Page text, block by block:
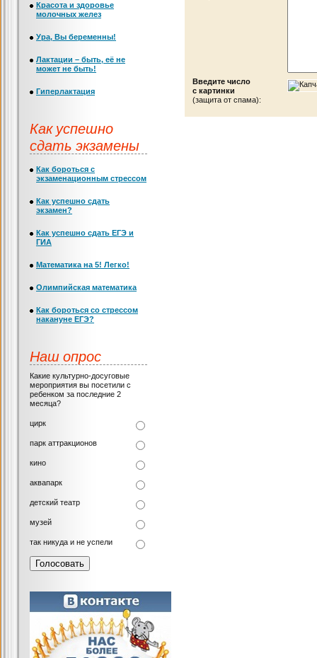
Введите число
с картинки
(защита от спама):
Красота и здоровье
молочных желез
Ура, Вы беременны!
Лактации – быть, её не
может не быть!
Гиперлактация
Как успешно
сдать экзамены
Как бороться с
экзаменационным стрессом
Как успешно сдать
экзамен?
Как успешно сдать ЕГЭ и
ГИА
Математика на 5! Легко!
Олимпийская математика
Как бороться со стрессом
накануне ЕГЭ?
Наш опрос
Какие культурно-досуговые
мероприятия вы посетили с
ребенком за последние 2
месяца?
цирк
парк аттракционов
кино
аквапарк
детский театр
музей
так никуда и не успели